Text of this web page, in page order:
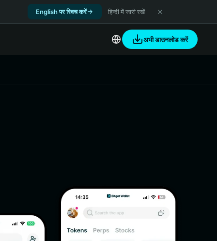
English पर स्विच करें हिन्दी में जारी रखें
अभी डाउनलोड करें